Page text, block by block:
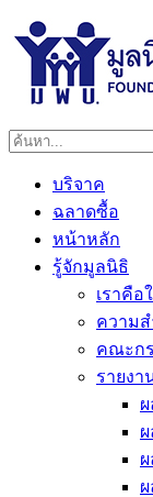
บริจาค
ฉลาดซื้อ
หน้าหลัก
รู้จักมูลนิธิ
เราคือ
ความส
คณะก
รายงา